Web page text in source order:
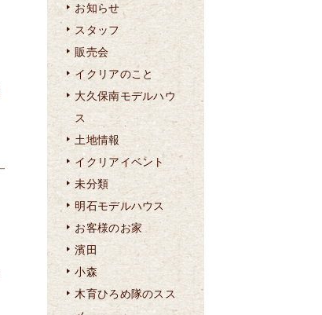
お知らせ
スタッフ
販売会
イクリアのこと
大久保南モデルハウ
ス
土地情報
イクリアイベント
未分類
明石モデルハウス
お客様のお家
濱田
小森
木育ひろめ隊のスス